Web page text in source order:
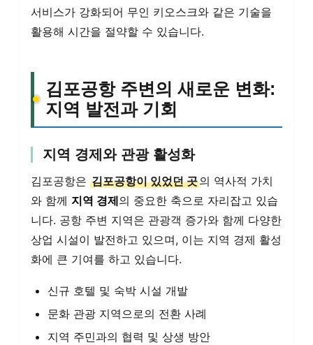
서비스가 강화되어 무인 키오스크와 같은 기술을
활용해 시간을 절약할 수 있습니다.
김포공항 주변의 새로운 변화:
지역 발전과 기회
지역 경제와 관광 활성화
김포공항은 김포공항이 있었던 곳의 역사적 가치
와 함께 지역 경제의 중요한 축으로 자리잡고 있습
니다. 공항 주변 지역은 관광객 증가와 함께 다양한
상업 시설이 발전하고 있으며, 이는 지역 경제 활성
화에 큰 기여를 하고 있습니다.
신규 호텔 및 숙박 시설 개발
문화 관광 지역으로의 전환 사례
지역 주민과의 협력 및 상생 방안